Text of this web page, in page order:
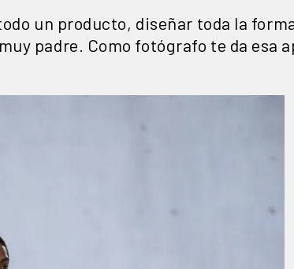
un producto, diseñar toda la
padre. Como fotógrafo te da esa